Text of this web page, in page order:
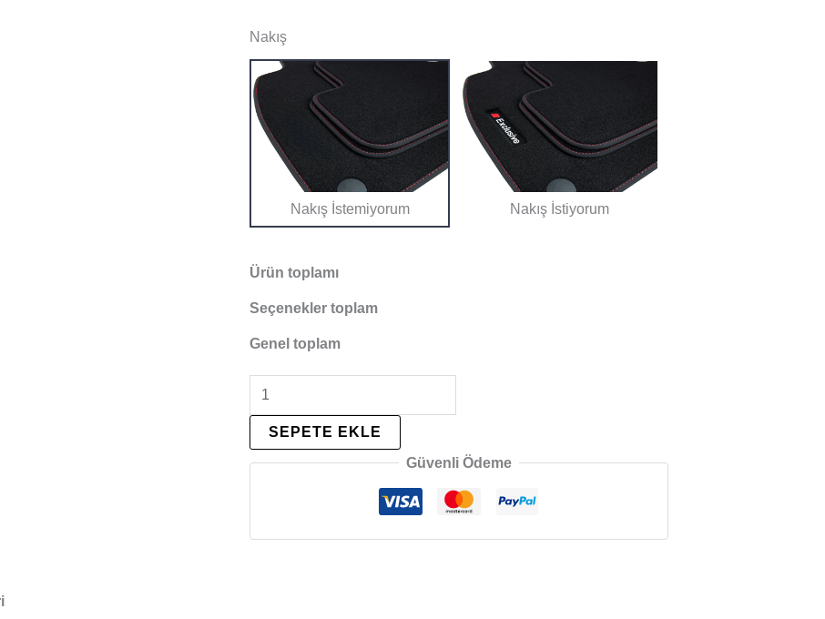
Nakış
Nakış İstemiyorum Nakış İstiyorum
Ürün toplamı
Seçenekler toplam
Genel toplam
SEPETE EKLE
Güvenli Ödeme